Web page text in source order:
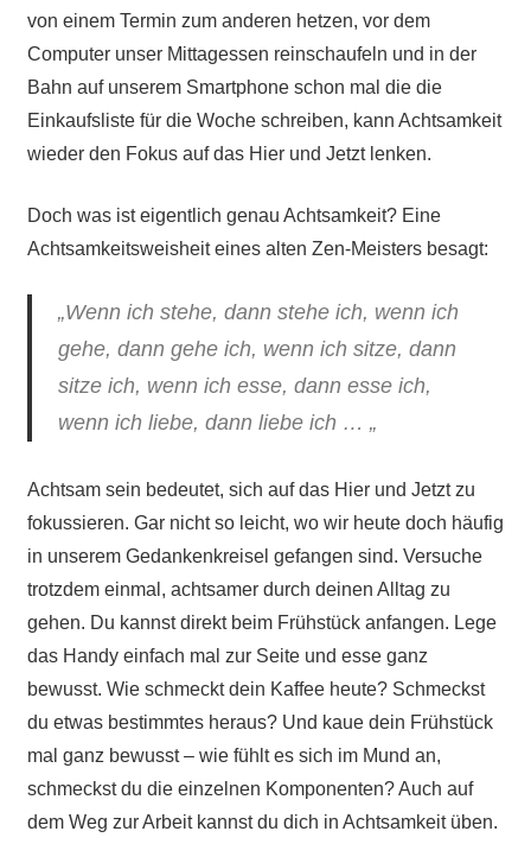
von einem Termin zum anderen hetzen, vor dem
Computer unser Mittagessen reinschaufeln und in der
Bahn auf unserem Smartphone schon mal die die
Einkaufsliste für die Woche schreiben, kann Achtsamkeit
wieder den Fokus auf das Hier und Jetzt lenken.
Doch was ist eigentlich genau Achtsamkeit? Eine
Achtsamkeitsweisheit eines alten Zen-Meisters besagt:
„Wenn ich stehe, dann stehe ich, wenn ich
gehe, dann gehe ich, wenn ich sitze, dann
sitze ich, wenn ich esse, dann esse ich,
wenn ich liebe, dann liebe ich … „
Achtsam sein bedeutet, sich auf das Hier und Jetzt zu
fokussieren. Gar nicht so leicht, wo wir heute doch häufig
in unserem Gedankenkreisel gefangen sind. Versuche
trotzdem einmal, achtsamer durch deinen Alltag zu
gehen. Du kannst direkt beim Frühstück anfangen. Lege
das Handy einfach mal zur Seite und esse ganz
bewusst. Wie schmeckt dein Kaffee heute? Schmeckst
du etwas bestimmtes heraus? Und kaue dein Frühstück
mal ganz bewusst – wie fühlt es sich im Mund an,
schmeckst du die einzelnen Komponenten? Auch auf
dem Weg zur Arbeit kannst du dich in Achtsamkeit üben.